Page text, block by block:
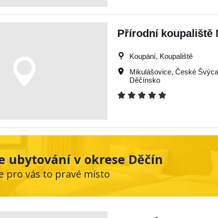
Přírodní koupaliště
Koupání, Koupaliště
Mikulášovice,České
Děčínsko
ubytování v okrese Děčín
pro vás to pravé místo